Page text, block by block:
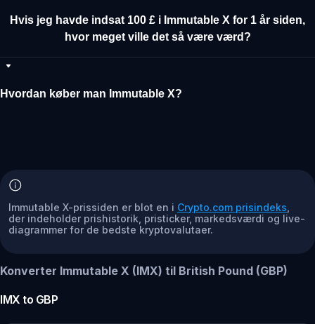
Hvis jeg havde indsat 100 £ i Immutable X for 1 år siden,
hvor meget ville det så være værd?
Hvordan køber man Immutable X?
Immutable X-prissiden er blot en i Crypto.com prisindeks
der indeholder prishistorik, pristicker, markedsværdi og live-
diagrammer for de bedste kryptovalutaer.
Konverter Immutable X (IMX) til British Pound (GBP)
IMX to GBP